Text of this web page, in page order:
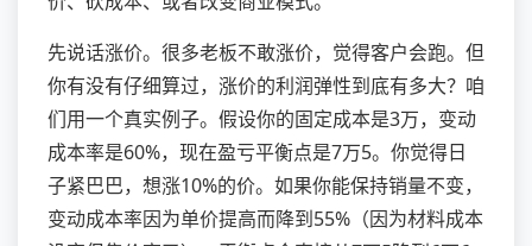
先说话涨价。很多老板不敢涨价，觉得客户会跑。但
你有没有仔细算过，涨价的利润弹性到底有多大？咱
们用一个真实例子。假设你的固定成本是3万，变动
成本率是60%，现在盈亏平衡点是7万5。你觉得日
子紧巴巴，想涨10%的价。如果你能保持销量不变，
变动成本率因为单价提高而降到55%（因为材料成本